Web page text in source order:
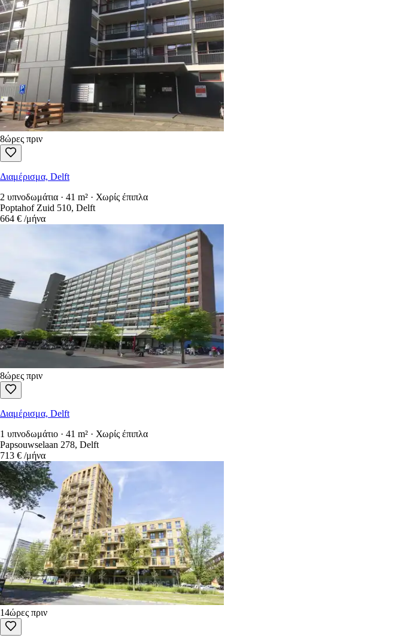
8ώρες πριν
Διαμέρισμα, Delft
2 υπνοδωμάτια · 41 m² · Χωρίς έπιπλα
Poptahof Zuid 510, Delft
664 € /μήνα
8ώρες πριν
Διαμέρισμα, Delft
1 υπνοδωμάτιο · 41 m² · Χωρίς έπιπλα
Papsouwselaan 278, Delft
713 € /μήνα
14ώρες πριν